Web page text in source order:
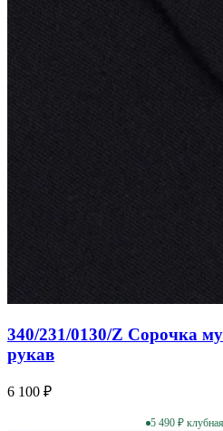
340/231/0130/Z Сорочка
рукав
6 100 ₽
5 490 ₽